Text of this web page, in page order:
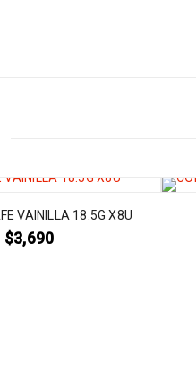
VAINILLA 18.5G X8U
$3,690